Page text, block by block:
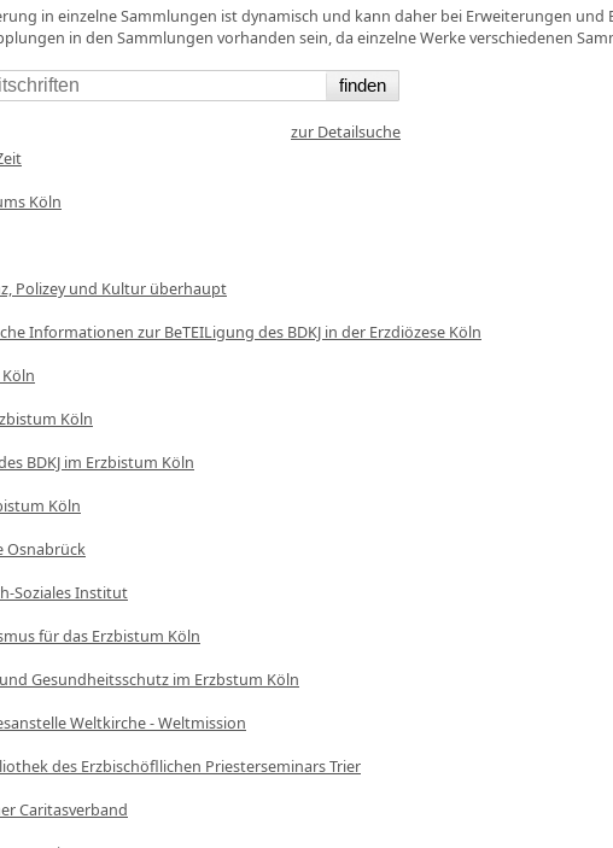
in einzelne Sammlungen ist dynamisch und kann daher bei Erweiterungen
in den Sammlungen vorhanden sein, da einzelne Werke verschiedenen
zur Detailsuche
Köln
Polizey und Kultur überhaupt
Informationen zur BeTEILigung des BDKJ in der Erzdiözese Köln
Köln
BDKJ im Erzbistum Köln
Köln
Osnabrück
Soziales Institut
für das Erzbistum Köln
Gesundheitsschutz im Erzbstum Köln
Weltkirche - Weltmission
des Erzbischöfllichen Priesterseminars Trier
Caritasverband